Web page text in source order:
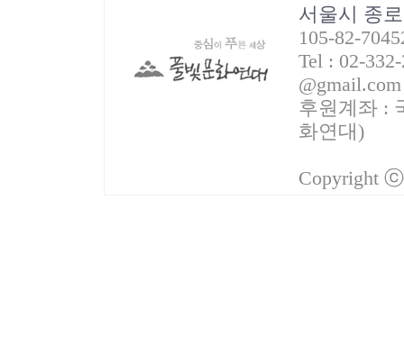
서울시 종
105-82-
Tel : 02-
@gmail.com
후원계좌 :
화연대)
Copyright